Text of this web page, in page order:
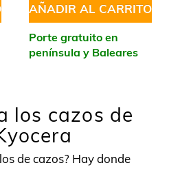
AÑADIR AL CARRITO
Porte gratuito en
península y Baleares
los cazos de
de cazos? Hay donde